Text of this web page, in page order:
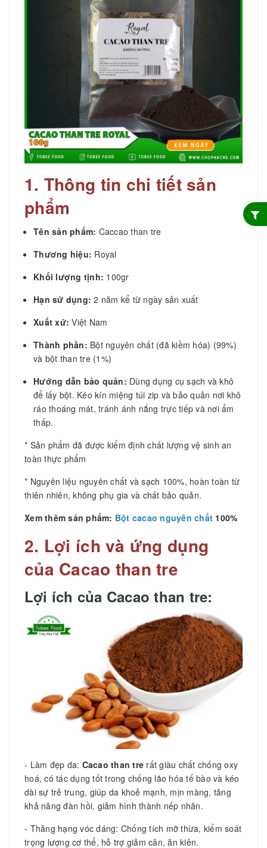
1. Thông tin chi tiết sản
phẩm
Tên sản phẩm: Caccao than tre
Thương hiệu: Royal
Khối lượng tịnh: 100gr
Hạn sử dụng: 2 năm kể từ ngày sản xuất
Xuất xứ: Việt Nam
Thành phần: Bột nguyên chất (đã kiềm hóa) (99%)
và bột than tre (1%)
Hướng dẫn bảo quản: Dùng dụng cụ sạch và khô
để lấy bột. Kéo kín miệng túi zip và bảo quản nơi khô
ráo thoáng mát, tránh ánh nắng trực tiếp và nơi ẩm
thấp.
* Sản phẩm đã được kiểm định chất lượng vệ sinh an
toàn thực phẩm
* Nguyên liệu nguyên chất và sạch 100%, hoàn toàn từ
thiên nhiên, không phụ gia và chất bảo quản.
Xem thêm sản phẩm: Bột cacao nguyên chất 100%
2. Lợi ích và ứng dụng
của Cacao than tre
Lợi ích của Cacao than tre:
- Làm đẹp da: Cacao than tre rất giàu chất chống oxy
hoá, có tác dụng tốt trong chống lão hóa tế bào và kéo
dài sự trẻ trung, giúp da khoẻ mạnh, mịn màng, tăng
khả năng đàn hồi, giảm hình thành nếp nhăn.
- Thăng hạng vóc dáng: Chống tích mỡ thừa, kiểm soát
trọng lượng cơ thể, hỗ trợ giảm cân, ăn kiên.